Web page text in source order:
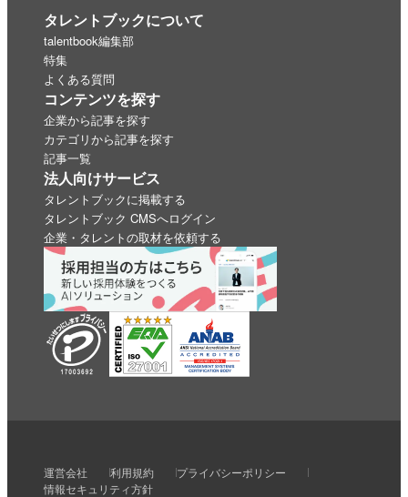
0 0 0 0 0
タレントブックについて
talentbook編集部
特集
よくある質問
コンテンツを探す
企業から記事を探す
カテゴリから記事を探す
記事一覧
法人向けサービス
タレントブックに掲載する
タレントブック CMSへログイン
企業・タレントの取材を依頼する
運営会社 利用規約
プライバシーポリシー
情報セキュリティ方針